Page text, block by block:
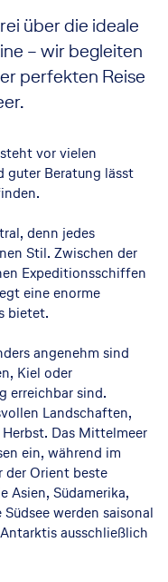
über die ideale
– wir begleiten
perfekten Reise
vor vielen
guter Beratung lässt
denn jedes
Stil. Zwischen der
Expeditionsschiffen
eine enorme
bietet.
angenehm sind
Kiel oder
erreichbar sind.
Landschaften,
Das Mittelmeer
ein, während im
der Orient beste
Asien, Südamerika,
werden saisonal
ausschließlich